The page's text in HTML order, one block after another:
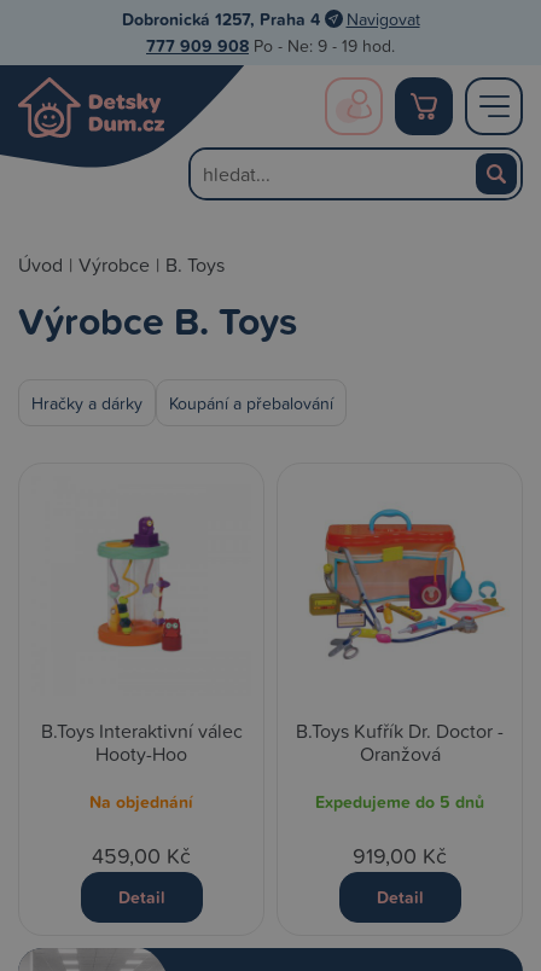
Dobronická 1257, Praha 4 Navigovat
777 909 908 Po - Ne: 9 - 19 hod.
Úvod | Výrobce | B. Toys
Výrobce B. Toys
Hračky a dárky Koupání a přebalování
B.Toys Interaktivní válec
Hooty-Hoo
Na objednání
459,00 Kč
Detail
B.Toys Kufřík Dr. Doctor -
Oranžová
Expedujeme do 5 dnů
919,00 Kč
Detail